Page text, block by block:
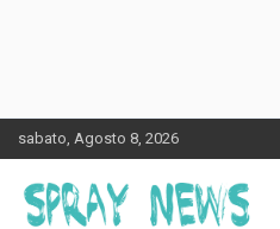
to
content
sabato, Agosto 8, 2026